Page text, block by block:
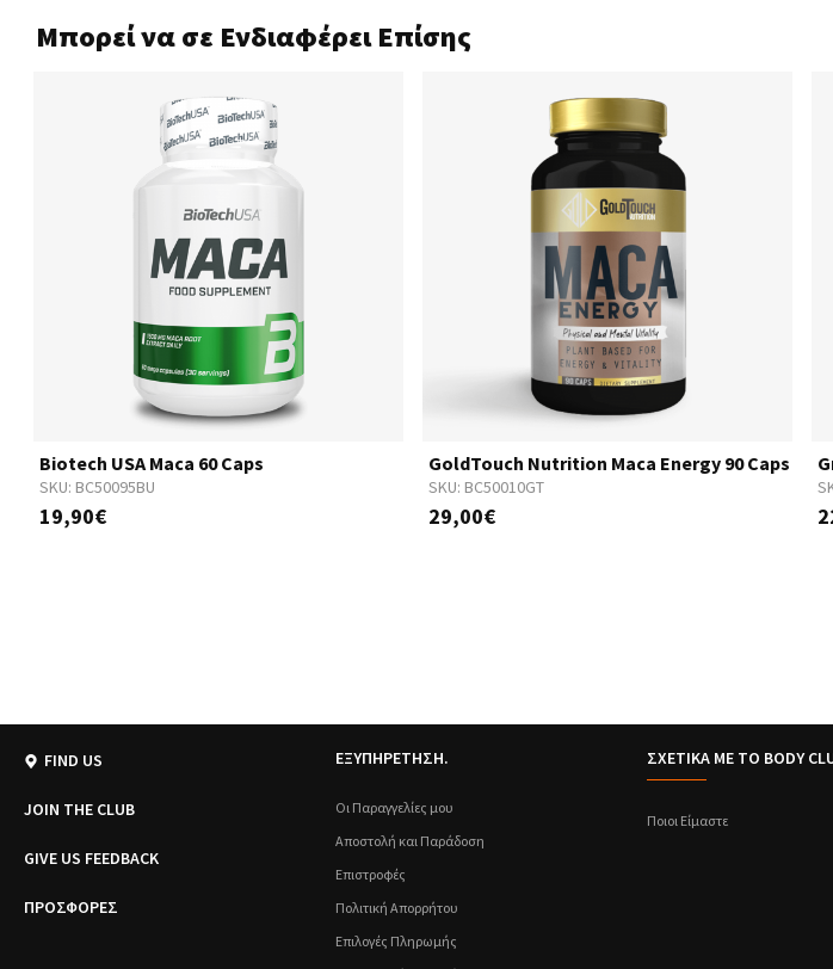
Μπορεί να σε Ενδιαφέρει Επίσης
SKU: BC50095BU
Biotech USA Maca 60 Caps
19,90€
SKU: BC50010GT
GoldTouch Nutrition Maca Energy 90 Caps
29,00€
FIND US
JOIN THE CLUB
GIVE US FEEDBACK
ΠΡΟΣΦΟΡΕΣ
ΕΞΥΠΗΡΕΤΗΣΗ.
Οι Παραγγελίες μου
Αποστολή και Παράδοση
Επιστροφές
Πολιτική Απορρήτου
Επιλογές Πληρωμής
ΣΧΕΤΙΚΑ ΜΕ ΤΟ BODY
Ποιοι Είμαστε